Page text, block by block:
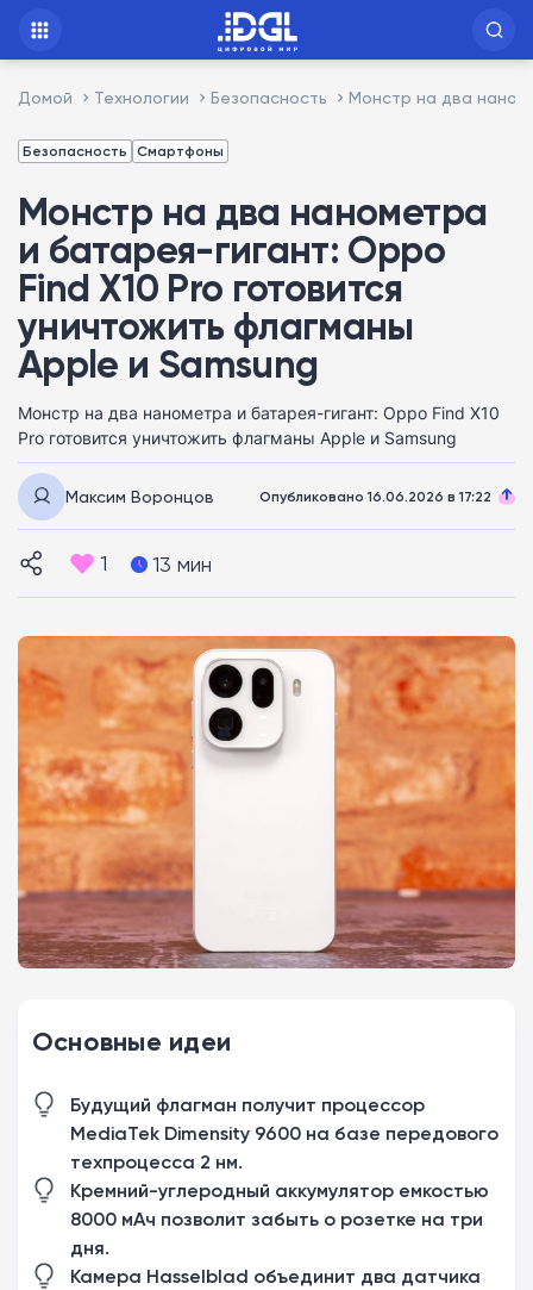
Домой Технологии Безопасность Монстр на два
Безопасность Смартфоны
Монстр на два нанометра
и батарея-гигант: Oppo
Find X10 Pro готовится
уничтожить флагманы
Apple и Samsung
Монстр на два нанометра и батарея-гигант: Oppo Find X10
Pro готовится уничтожить флагманы Apple и Samsung
Максим Воронцов Опубликовано 16.06.2026 в 17:22
1 13 мин
Основные идеи
Будущий флагман получит процессор
MediaTek Dimensity 9600 на базе передового
техпроцесса 2 нм.
Кремний-углеродный аккумулятор емкостью
8000 мАч позволит забыть о розетке на три
дня.
Камера Hasselblad объединит два датчика